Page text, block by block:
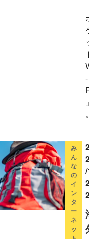
-
/
み
ん
な
の
イ
ン
タ
ー
ネ
ッ